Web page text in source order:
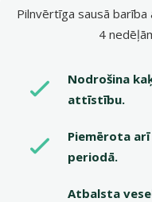
Pilnvērtīga sausā
4
Nodrošina
attīstību.
Piemērota arī
periodā.
Atbalsta